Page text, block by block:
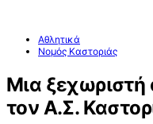
Αθλητικά
Νομός Καστοριάς
Μια ξεχωριστή
τον Α.Σ.